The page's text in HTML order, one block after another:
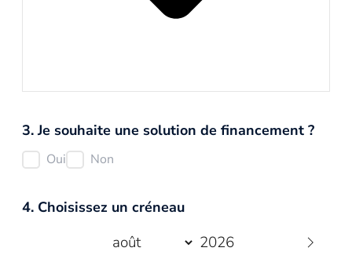
3. Je souhaite une solution de financement ?
Oui Non
4. Choisissez un créneau